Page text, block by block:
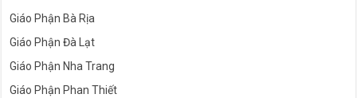
Giáo Phận Bà Rịa
Giáo Phận Đà Lạt
Giáo Phận Nha Trang
Giáo Phận Phan Thiết